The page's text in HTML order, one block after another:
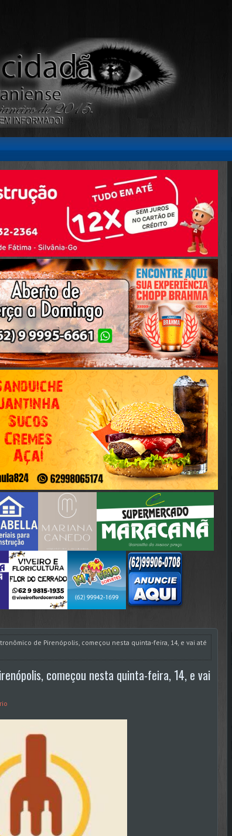
de Pirenópolis, começou nesta quinta-feira, 14, e vai até
começou nesta quinta-feira, 14, e vai